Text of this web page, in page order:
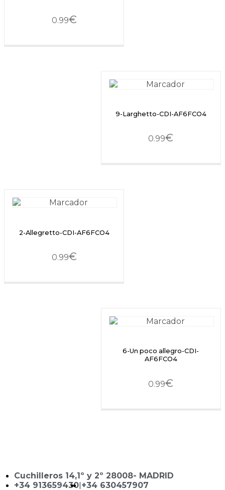
0.99€
9-Larghetto-CDI-AF6FCO4
0.99€
2-Allegretto-CDI-AF6FCO4
0.99€
6-Un poco allegro-CDI-
AF6FCO4
0.99€
Cuchilleros 14,1º y 2º 28008- MADRID
+34 913659430|+34 630457907